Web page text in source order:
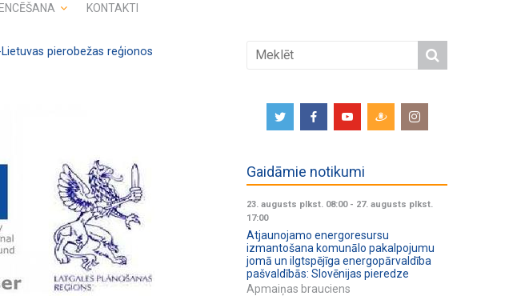
KONTAKTI
pierobežas reģionos
Gaidāmie notikumi
23. augusts plkst. 08:00- 27. augusts plkst.
17:00
Atjaunojamo energoresursu
izmantošana komunālo pakalpojumu
jomā un ilgtspējīga energopārvaldība
pašvaldībās: Slovēnijas pieredze
Apmaiņas brauciens